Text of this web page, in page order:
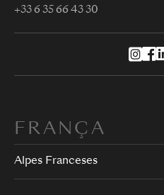
+33 6 35 66 43 30
FRANÇA
Alpes Franceses